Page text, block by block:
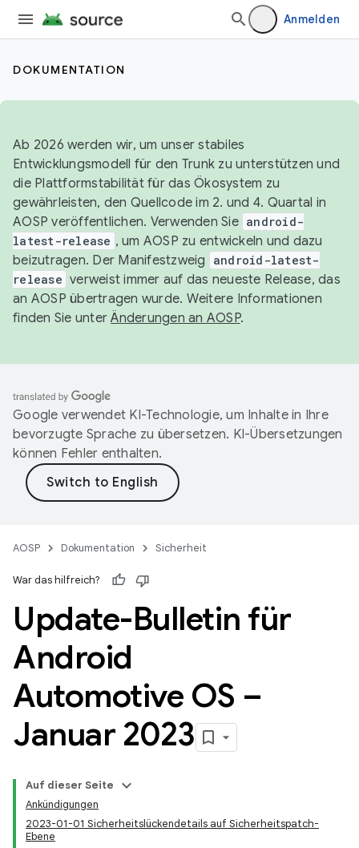
Anmelden
DOKUMENTATION
Ab 2026 werden wir, um unser stabiles
Entwicklungsmodell für den Trunk zu unterstützen und
die Plattformstabilität für das Ökosystem zu
gewährleisten, den Quellcode im 2. und 4. Quartal in
AOSP veröffentlichen. Verwenden Sie android-
latest-release , um AOSP zu entwickeln und dazu
beizutragen. Der Manifestzweig
android-latest-
release verweist immer auf das neueste Release, das
an AOSP übertragen wurde. Weitere Informationen
finden Sie unterÄnderungen an AOSP.
Google verwendet KI-Technologie, um Inhalte in Ihre
bevorzugte Sprache zu übersetzen. KI-Übersetzungen
können Fehler enthalten.
AOSP Dokumentation Sicherheit
War das hilfreich?
Update-Bulletin für
Android
Automotive OS –
Januar 2023
Auf dieser Seite
Ankündigungen
2023-01-01 Sicherheitslückendetails auf Sicherheitspatch-
Ebene